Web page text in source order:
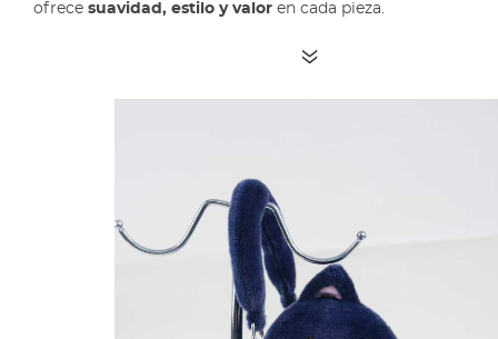
ofrece suavidad, estilo y valor en cada pieza.